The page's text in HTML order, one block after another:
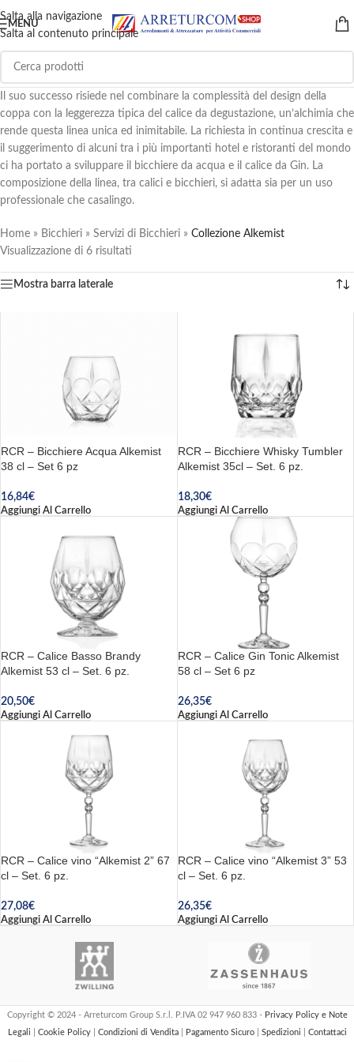
Salta alla navigazione
Salta al contenuto principale
MENU
Il suo successo risiede nel combinare la complessità del design della
coppa con la leggerezza tipica del calice da degustazione, un’alchimia che
rende questa linea unica ed inimitabile. La richiesta in continua crescita e
il suggerimento di alcuni tra i più importanti hotel e ristoranti del mondo
ci ha portato a sviluppare il bicchiere da acqua e il calice da Gin. La
composizione della linea, tra calici e bicchieri, si adatta sia per un uso
professionale che casalingo.
Home » Bicchieri » Servizi di Bicchieri » Collezione Alkemist
Visualizzazione di 6 risultati
Mostra barra laterale
RCR – Bicchiere Acqua Alkemist
38 cl – Set 6 pz
16,84€
Aggiungi Al Carrello
RCR – Bicchiere Whisky Tumbler
Alkemist 35cl – Set. 6 pz.
18,30€
Aggiungi Al Carrello
RCR – Calice Basso Brandy
Alkemist 53 cl – Set. 6 pz.
20,50€
Aggiungi Al Carrello
RCR – Calice Gin Tonic Alkemist
58 cl – Set 6 pz
26,35€
Aggiungi Al Carrello
RCR – Calice vino “Alkemist 2” 67
cl – Set. 6 pz.
27,08€
Aggiungi Al Carrello
RCR – Calice vino “Alkemist 3” 53
cl – Set. 6 pz.
26,35€
Aggiungi Al Carrello
Copyright © 2024 - Arreturcom Group S.r.l. P.IVA 02 947 960 833 - Privacy Policy e Note
Legali
Cookie Policy Condizioni di Vendita Pagamento Sicuro Spedizioni Contattaci